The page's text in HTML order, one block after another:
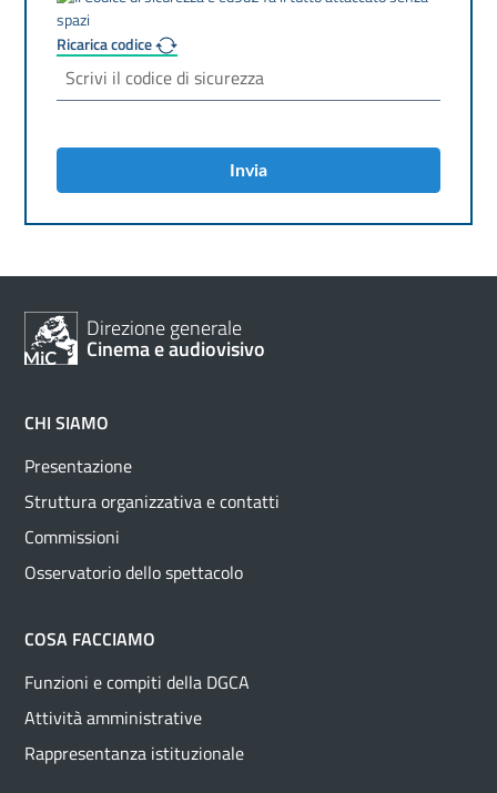
Ricarica codice
Invia
Direzione generale
Cinema e audiovisivo
CHI SIAMO
Presentazione
Struttura organizzativa e contatti
Commissioni
Osservatorio dello spettacolo
COSA FACCIAMO
Funzioni e compiti della DGCA
Attività amministrative
Rappresentanza istituzionale